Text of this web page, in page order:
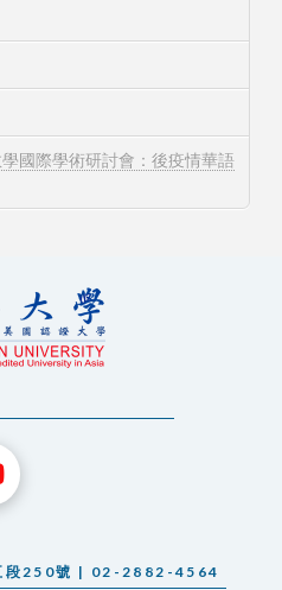
國際學術研討會：後疫情華語
段250號 | 02-2882-4564